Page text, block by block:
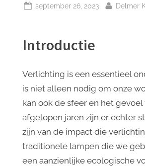
Geplaatst
september 26, 2023 Door
Delmer
Introductie
Verlichting is een essentieel
is niet alleen nodig om onze
kan ook de sfeer en het
afgelopen jaren zijn er echter
zijn van de impact die
traditionele lampen die we
een aanzienlijke ecologische